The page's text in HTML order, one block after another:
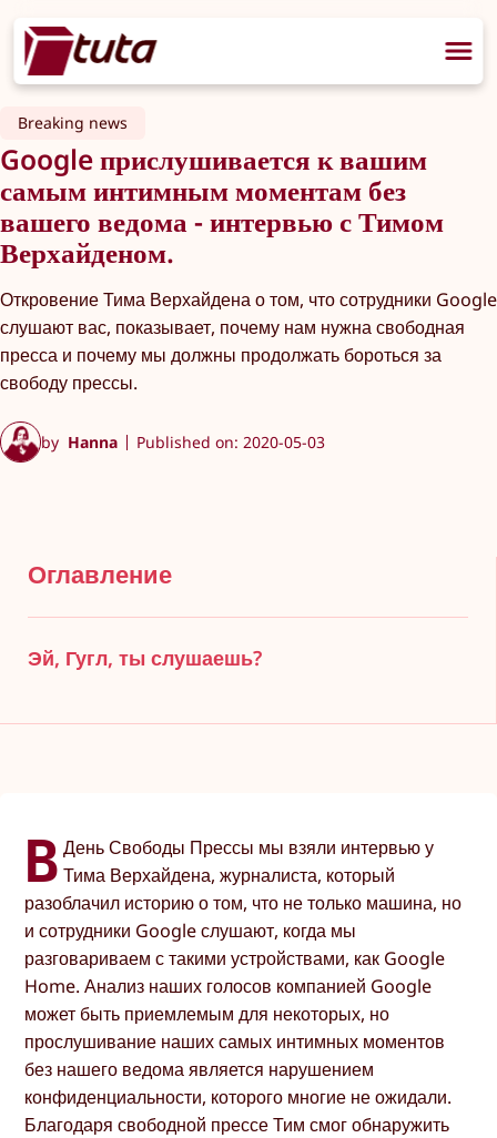
Breaking news
Google прислушивается к вашим
самым интимным моментам без
вашего ведома - интервью с Тимом
Верхайденом.
Откровение Тима Верхайдена о том, что сотрудники Google
слушают вас, показывает, почему нам нужна свободная
пресса и почему мы должны продолжать бороться за
свободу прессы.
by Hanna Published on: 2020-05-03
Оглавление
Эй, Гугл, ты слушаешь?
В День Свободы Прессы мы взяли интервью у
Тима Верхайдена, журналиста, который
разоблачил историю о том, что не только машина, но
и сотрудники Google слушают, когда мы
разговариваем с такими устройствами, как Google
Home. Анализ наших голосов компанией Google
может быть приемлемым для некоторых, но
прослушивание наших самых интимных моментов
без нашего ведома является нарушением
конфиденциальности, которого многие не ожидали.
Благодаря свободной прессе Тим смог обнаружить